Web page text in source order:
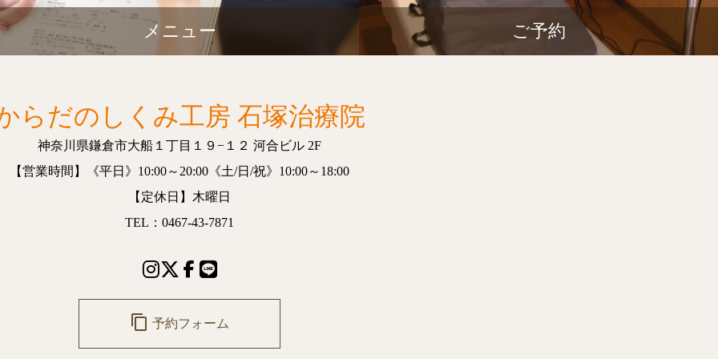
メニュー ご予約
らだのしくみ工房 石塚治療院
神奈川県鎌倉市大船１丁目１９−１２ 河合ビル 2F
【営業時間】
《平日》10:00～20:00 《土/日/祝》10:00～18:00
【定休日】木曜日
TEL：0467-43-7871
content_copy 予約フォーム